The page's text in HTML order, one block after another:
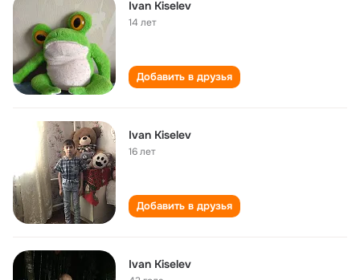
Ivan Kiselev
14 лет
Добавить в друзья
Ivan Kiselev
16 лет
Добавить в друзья
Ivan Kiselev